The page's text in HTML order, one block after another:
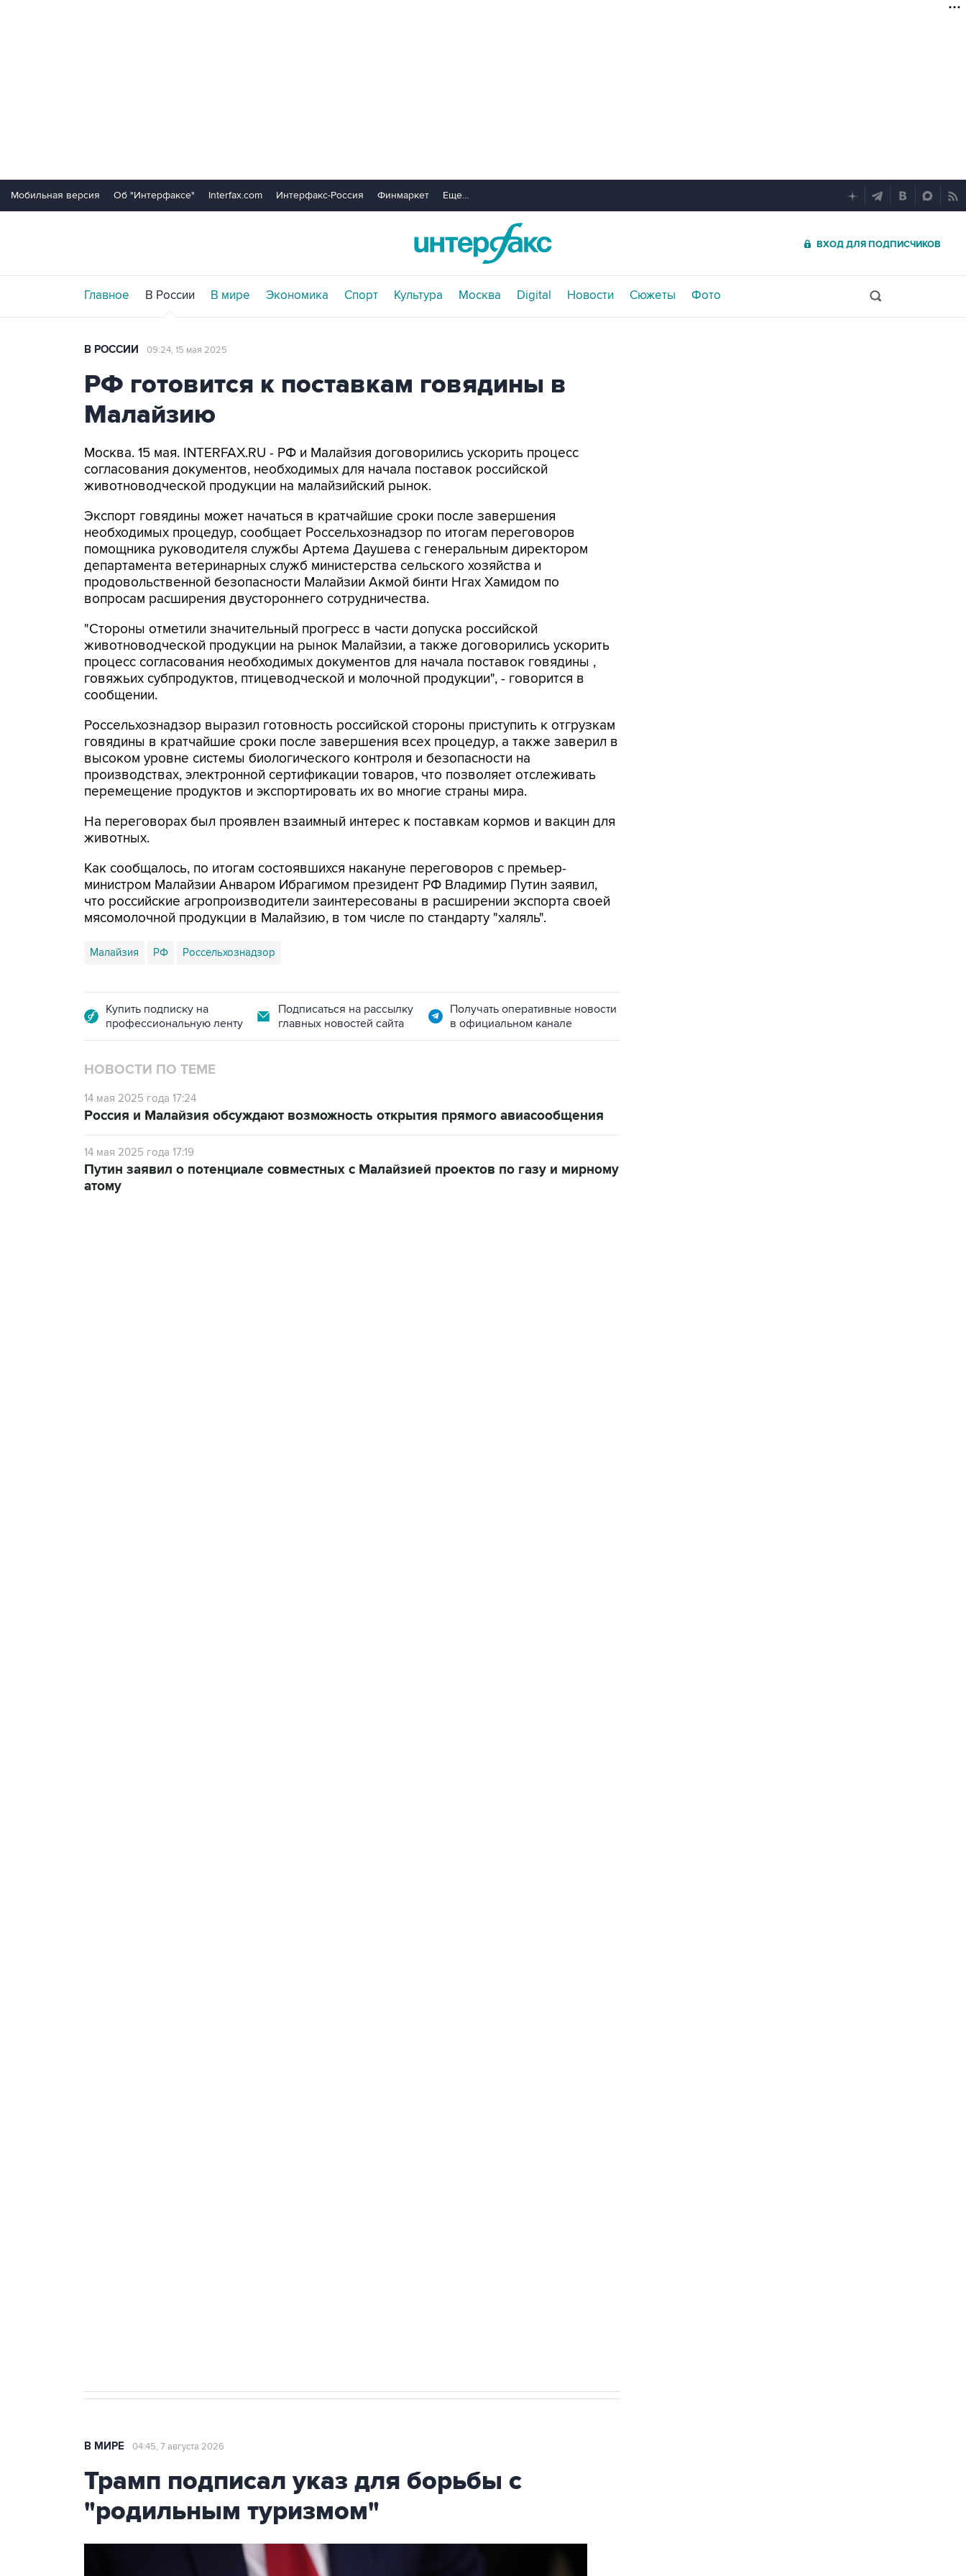
Мобильная версия Об "Интерфаксе" Interfax.com Интерфакс-Россия Финмаркет Еще...
ВХОД ДЛЯ ПОДПИСЧИКОВ
Главное В России В мире Экономика Спорт Культура Москва Digital Новости Сюжеты Фото
В РОССИИ 09:24, 15 мая 2025
РФ готовится к поставкам говядины в
Малайзию
Москва. 15 мая. INTERFAX.RU - РФ и Малайзия договорились ускорить процесс
согласования документов, необходимых для начала поставок российской
животноводческой продукции на малайзийский рынок.
Экспорт говядины может начаться в кратчайшие сроки после завершения
необходимых процедур, сообщает Россельхознадзор по итогам переговоров
помощника руководителя службы Артема Даушева с генеральным директором
департамента ветеринарных служб министерства сельского хозяйства и
продовольственной безопасности Малайзии Акмой бинти Нгах Хамидом по
вопросам расширения двустороннего сотрудничества.
"Стороны отметили значительный прогресс в части допуска российской
животноводческой продукции на рынок Малайзии, а также договорились ускорить
процесс согласования необходимых документов для начала поставок говядины ,
говяжьих субпродуктов, птицеводческой и молочной продукции", - говорится в
сообщении.
Россельхознадзор выразил готовность российской стороны приступить к отгрузкам
говядины в кратчайшие сроки после завершения всех процедур, а также заверил в
высоком уровне системы биологического контроля и безопасности на
производствах, электронной сертификации товаров, что позволяет отслеживать
перемещение продуктов и экспортировать их во многие страны мира.
На переговорах был проявлен взаимный интерес к поставкам кормов и вакцин для
животных.
Как сообщалось, по итогам состоявшихся накануне переговоров с премьер-
министром Малайзии Анваром Ибрагимом президент РФ Владимир Путин заявил,
что российские агропроизводители заинтересованы в расширении экспорта своей
мясомолочной продукции в Малайзию, в том числе по стандарту "халяль".
Малайзия РФ Россельхознадзор
Купить подписку на
профессиональную ленту
Подписаться на рассылку
главных новостей сайта
Получать оперативные новости
в официальном канале
НОВОСТИ ПО ТЕМЕ
14 мая 2025 года 17:24
Россия и Малайзия обсуждают возможность открытия прямого авиасообщения
14 мая 2025 года 17:19
Путин заявил о потенциале совместных с Малайзией проектов по газу и мирному
атому
В МИРЕ 04:45, 7 августа 2026
Трамп подписал указ для борьбы с
"родильным туризмом"